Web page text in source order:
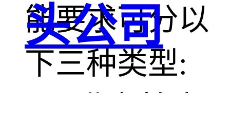
能要求可分以
下三种类型:
头公司